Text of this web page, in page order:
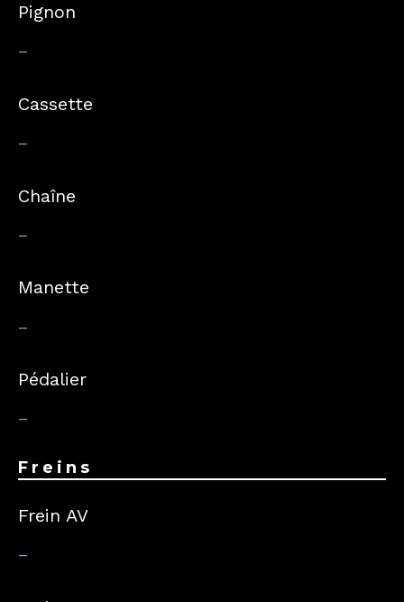
Pignon
–
Cassette
–
Chaîne
–
Manette
–
Pédalier
–
Freins
Frein AV
–